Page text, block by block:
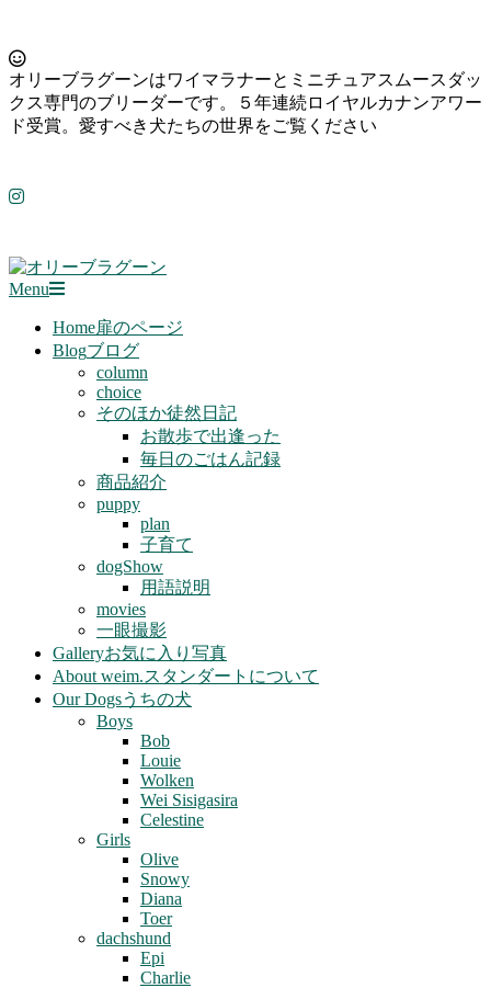
Skip
to
content
オリーブラグーンはワイマラナーとミニチュアスムースダッ
クス専門のブリーダーです。５年連続ロイヤルカナンアワー
ド受賞。愛すべき犬たちの世界をご覧ください
Primary
Menu
Menu
Home扉のページ
Blogブログ
column
choice
そのほか徒然日記
お散歩で出逢った
毎日のごはん記録
商品紹介
puppy
plan
子育て
dogShow
用語説明
movies
一眼撮影
Galleryお気に入り写真
About weim.スタンダートについて
Our Dogsうちの犬
Boys
Bob
Louie
Wolken
Wei Sisigasira
Celestine
Girls
Olive
Snowy
Diana
Toer
dachshund
Epi
Charlie